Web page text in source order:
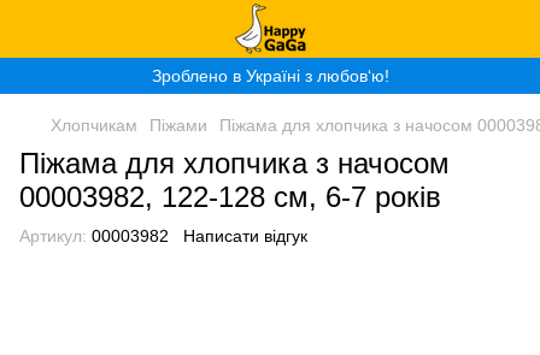
Зроблено в Україні з любов‘ю!
Хлопчикам Піжами Піжама для хлопчика з начосом
Піжама для хлопчика з начосом
00003982, 122-128 см, 6-7 років
Артикул: 00003982 Написати відгук